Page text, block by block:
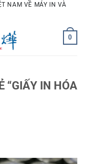
NAM VỀ MÁY IN VÀ
0
“GIẤY IN HÓA